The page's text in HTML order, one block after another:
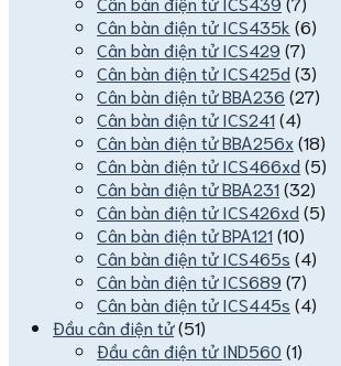
Cân bàn điện tử ICS435k (6)
Cân bàn điện tử ICS429 (7)
Cân bàn điện tử ICS425d (3)
Cân bàn điện tử BBA236 (27)
Cân bàn điện tử ICS241(4)
Cân bàn điện tử BBA256x(18)
Cân bàn điện tử ICS466xd (5)
Cân bàn điện tử BBA231(32)
Cân bàn điện tử ICS426xd (5)
Cân bàn điện tử BPA121(10)
Cân bàn điện tử ICS465s (4)
Cân bàn điện tử ICS689 (7)
Cân bàn điện tử ICS445s (4)
Đầu cân điện tử(51)
Đầu cân điện tử IND560 (1)